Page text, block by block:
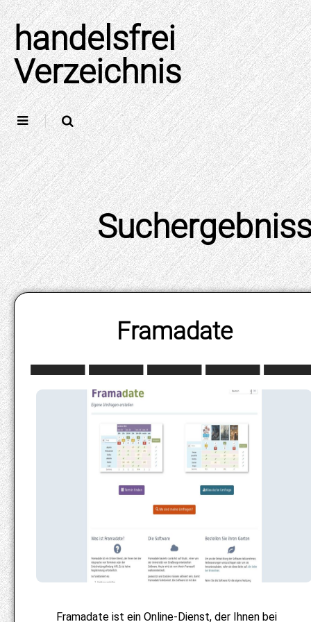
Skip
to
content
handelsfrei
Verzeichnis
Framadate
Framadate ist ein Online-Dienst, der Ihnen bei